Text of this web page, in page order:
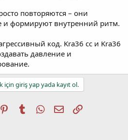
повторяются – они
и формируют внутренний ритм.
код. Kra36 cc и Kra36
давление и
için giriş yap yada kayıt ol.
PinterestTumblrWhatsApp
E-postaLink